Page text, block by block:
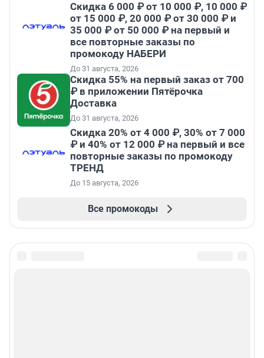
Скидка 6 000 ₽ от 10 000 ₽, 10 000 ₽
от 15 000 ₽, 20 000 ₽ от 30 000 ₽ и
35 000 ₽ от 50 000 ₽ на первый и
все повторные заказы по
промокоду НАБЕРИ
До 31 августа, 2026
Скидка 55% на первый заказ от 700
₽ в приложении Пятёрочка
Доставка
До 31 августа, 2026
Скидка 20% от 4 000 ₽, 30% от 7 000
₽ и 40% от 12 000 ₽ на первый и все
повторные заказы по промокоду
ТРЕНД
До 15 августа, 2026
Все промокоды